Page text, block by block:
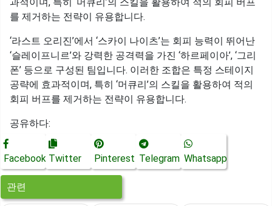
를 제거하는 전략이 유용합니다.
‘라스트 오리진’에서 ‘스카이 나이츠’는 회피 능력이 뛰어난
‘슬레이프니르’와 강력한 공격력을 가진 ‘하르페이아’, ‘그리
폰’ 등으로 구성된 팀입니다. 이러한 조합은 특정 스테이지
공략에 효과적이며, 특히 ‘머큐리’의 스킬을 활용하여 적의
회피 버프를 제거하는 전략이 유용합니다.
공유하다:
Facebook Twitter Pinterest Telegram Whatsapp
관련